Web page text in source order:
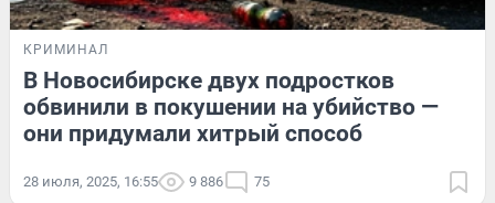
КРИМИНАЛ
В Новосибирске двух подростков
обвинили в покушении на убийство —
они придумали хитрый способ
28 июля, 2025, 16:55 9 886 75